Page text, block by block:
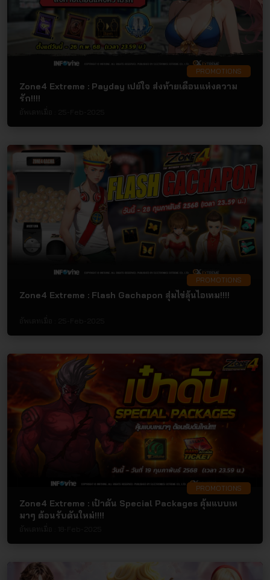
PROMOTIONS
Zone4 Extreme : Payday เปย์ใจ ส่งท้ายเดือนแห่งความ
รัก!!!!
PROMOTIONS
Zone4 Extreme : Flash Gachapon สุ่มไข่ลุ้นไอเทม!!!!
PROMOTIONS
Zone4 Extreme : เป๋าดัน Special Packages คุ้มแบบเห
มาๆ ต้อนรับดันใหม่!!!!